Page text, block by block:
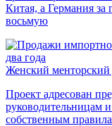
Китая, а Германия за
восьмую
Женский менторский
Проект адресован
руководительницам
собственным